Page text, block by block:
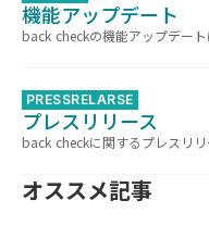
機能アップデート
back checkの機能アップデート
PRESSRELARSE
プレスリリース
back checkに関するプレスリリ
オススメ記事